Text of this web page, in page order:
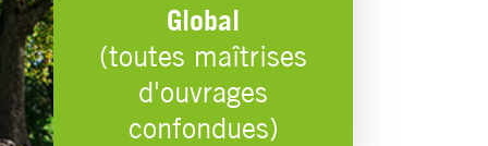
Global
(toutes maîtrises
d'ouvrages
confondues)